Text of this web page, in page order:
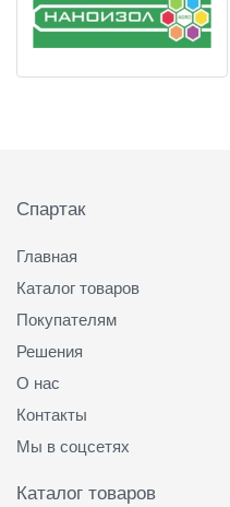
Спартак
Главная
Каталог товаров
Покупателям
Решения
О нас
Контакты
Мы в соцсетях
Каталог товаров